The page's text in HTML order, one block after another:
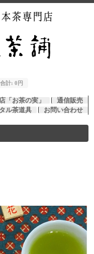
合計: 0円
「お茶の実」
通信販売
ル茶道具 お問い合わせ